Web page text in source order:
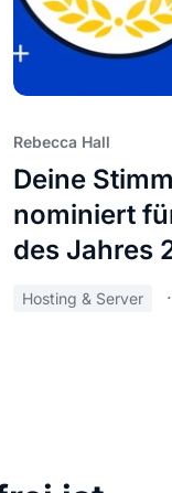
Rebecca Hall
Deine
nominiert
des Jahres
Hosting & Server